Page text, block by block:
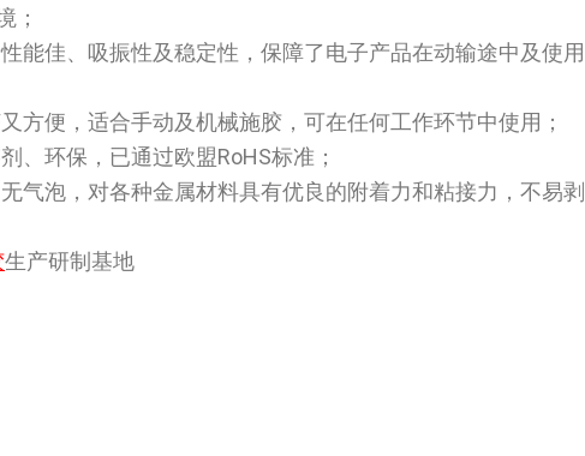
；
能佳、吸振性及稳定性，保障了电子产品在动输途中及使用
方便，适合手动及机械施胶，可在任何工作环节中使用；
、环保，已通过欧盟RoHS标准；
气泡，对各种金属材料具有优良的附着力和粘接力，不易剥
生产研制基地